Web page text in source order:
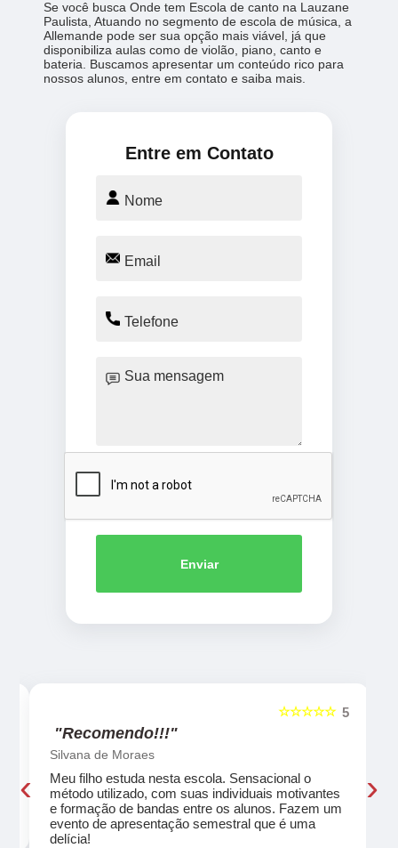
Se você busca Onde tem Escola de canto na Lauzane
Paulista, Atuando no segmento de escola de música, a
Allemande pode ser sua opção mais viável, já que
disponibiliza aulas como de violão, piano, canto e
bateria. Buscamos apresentar um conteúdo rico para
nossos alunos, entre em contato e saiba mais.
Entre em Contato
Enviar
5
☆☆☆☆☆
"Recomendo!!!"
Silvana de Moraes
Meu filho estuda nesta escola. Sensacional o
método utilizado, com suas individuais motivantes
e formação de bandas entre os alunos. Fazem um
evento de apresentação semestral que é uma
delícia!
‹ ›